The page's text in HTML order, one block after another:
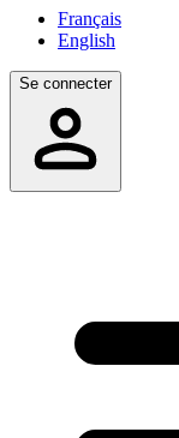
Français
English
Se connecter